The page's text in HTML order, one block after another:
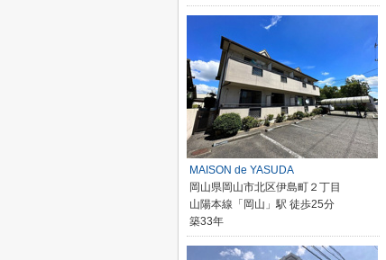
MAISON de YASUDA
岡山県岡山市北区伊島町２丁目
山陽本線「岡山」駅 徒歩25分
築33年